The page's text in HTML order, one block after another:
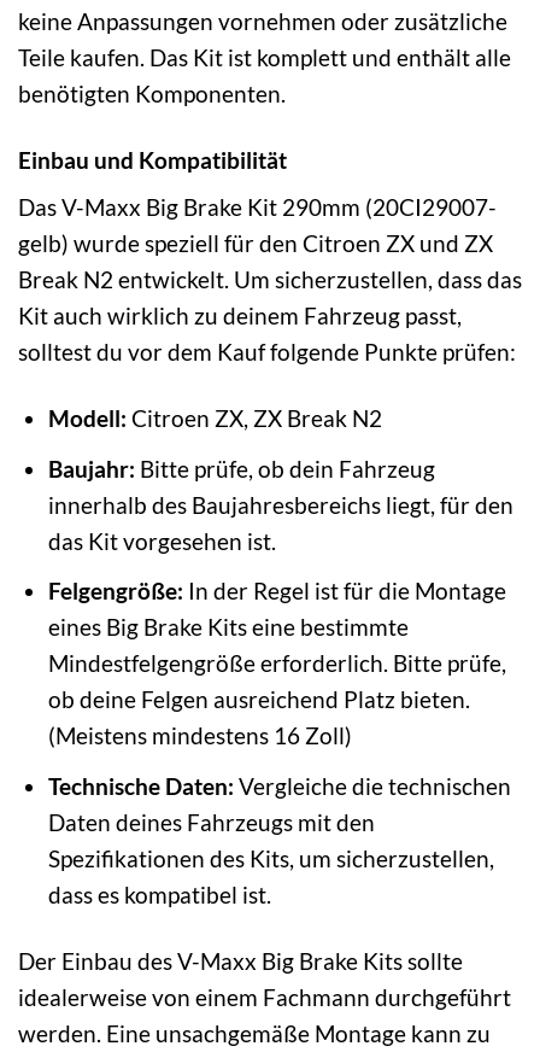
keine Anpassungen vornehmen oder zusätzliche
Teile kaufen. Das Kit ist komplett und enthält alle
benötigten Komponenten.
Einbau und Kompatibilität
Das V-Maxx Big Brake Kit 290mm (20CI29007-
gelb) wurde speziell für den Citroen ZX und ZX
Break N2 entwickelt. Um sicherzustellen, dass das
Kit auch wirklich zu deinem Fahrzeug passt,
solltest du vor dem Kauf folgende Punkte prüfen:
Modell: Citroen ZX, ZX Break N2
Baujahr: Bitte prüfe, ob dein Fahrzeug
innerhalb des Baujahresbereichs liegt, für den
das Kit vorgesehen ist.
Felgengröße: In der Regel ist für die Montage
eines Big Brake Kits eine bestimmte
Mindestfelgengröße erforderlich. Bitte prüfe,
ob deine Felgen ausreichend Platz bieten.
(Meistens mindestens 16 Zoll)
Technische Daten: Vergleiche die technischen
Daten deines Fahrzeugs mit den
Spezifikationen des Kits, um sicherzustellen,
dass es kompatibel ist.
Der Einbau des V-Maxx Big Brake Kits sollte
idealerweise von einem Fachmann durchgeführt
werden. Eine unsachgemäße Montage kann zu